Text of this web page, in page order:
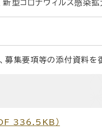
型コロナウィルス感染
集要項等の添付資料を
336.5KB）